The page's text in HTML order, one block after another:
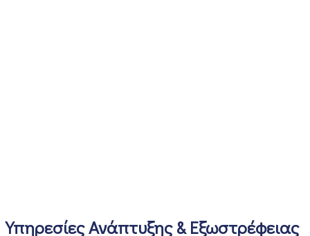
Υπηρεσίες Ανάπτυξης & Εξωστρέφειας